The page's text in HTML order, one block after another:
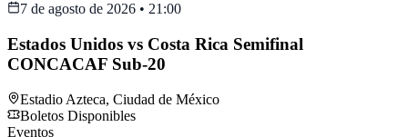
7 de agosto de 2026 • 21:00
Estados Unidos vs Costa Rica Semifinal
CONCACAF Sub-20
Estadio Azteca, Ciudad de México
Boletos Disponibles
Eventos